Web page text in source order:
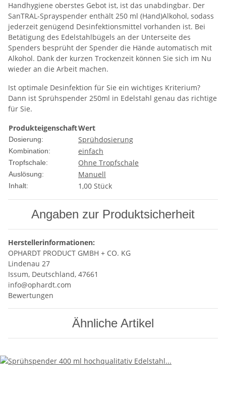
Handhygiene oberstes Gebot ist, ist das unabdingbar. Der
SanTRAL-Sprayspender enthält 250 ml (Hand)Alkohol, sodass
jederzeit genügend Desinfektionsmittel vorhanden ist. Bei
Betätigung des Edelstahlbügels an der Unterseite des
Spenders besprüht der Spender die Hände automatisch mit
Alkohol. Dank der kurzen Trockenzeit können Sie sich im Nu
wieder an die Arbeit machen.
Ist optimale Desinfektion für Sie ein wichtiges Kriterium?
Dann ist Sprühspender 250ml in Edelstahl genau das richtige
für Sie.
ProdukteigenschaftWert
Dosierung: Sprühdosierung
Kombination: einfach
Tropfschale: Ohne Tropfschale
Auslösung: Manuell
Inhalt: 1,00 Stück
Angaben zur Produktsicherheit
Herstellerinformationen:
OPHARDT PRODUCT GMBH + CO. KG
Lindenau 27
Issum, Deutschland, 47661
info@ophardt.com
Bewertungen
Ähnliche Artikel